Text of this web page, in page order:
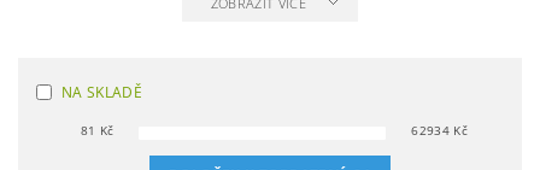
NA SKLADĚ
81 Kč 62934Kč